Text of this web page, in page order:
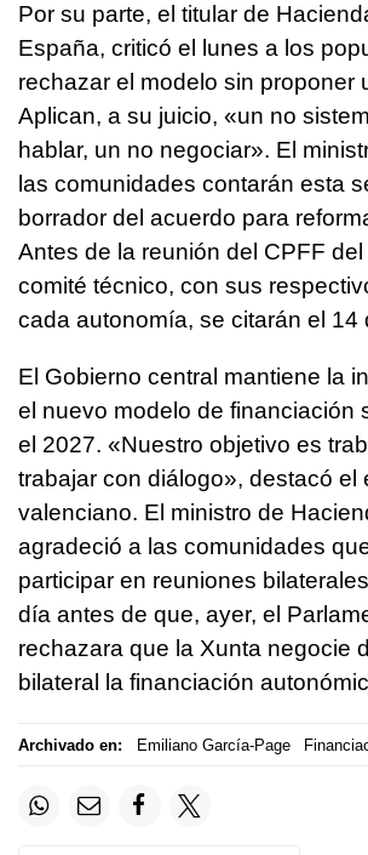
Por su parte, el titular de
España, criticó el lunes a los
rechazar el modelo sin proponer
Aplican, a su juicio, «un no
hablar, un no negociar». El
las comunidades contarán esta
borrador del acuerdo para
Antes de la reunión del CPFF del
comité técnico, con sus
cada autonomía, se citarán el 14
El Gobierno central mantiene la
el nuevo modelo de financiación
el 2027. «Nuestro objetivo es
trabajar con diálogo», destacó el
valenciano. El ministro de
agradeció a las comunidades
participar en reuniones
día antes de que, ayer, el
rechazara que la Xunta negocie
bilateral la financiación
Archivado en: Emiliano García-Page